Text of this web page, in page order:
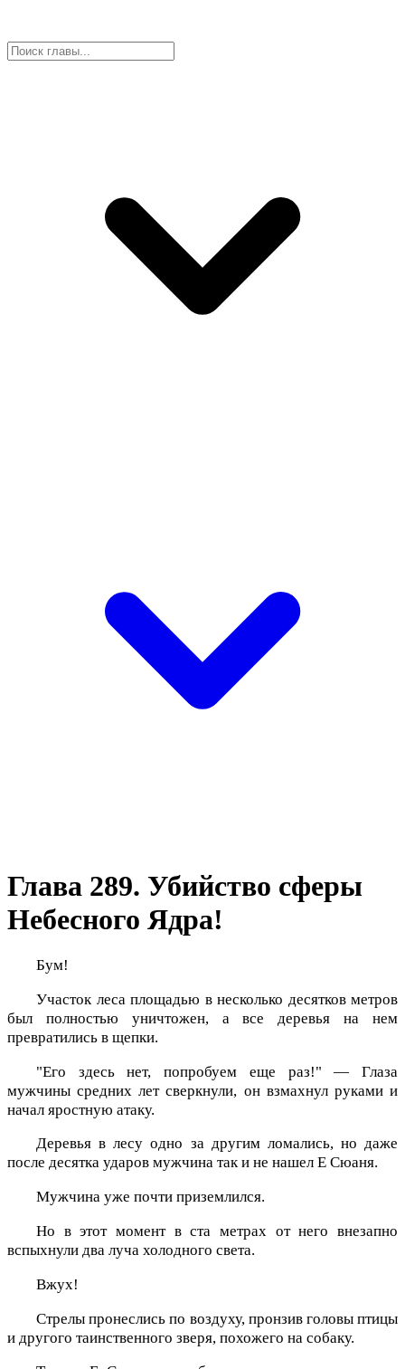
Глава 289. Убийство сферы
Небесного Ядра!
Бум!
Участок леса площадью в несколько десятков метров
был полностью уничтожен, а все деревья на нем
превратились в щепки.
"Его здесь нет, попробуем еще раз!" — Глаза
мужчины средних лет сверкнули, он взмахнул руками и
начал яростную атаку.
Деревья в лесу одно за другим ломались, но даже
после десятка ударов мужчина так и не нашел Е Сюаня.
Мужчина уже почти приземлился.
Но в этот момент в ста метрах от него внезапно
вспыхнули два луча холодного света.
Вжух!
Стрелы пронеслись по воздуху, пронзив головы птицы
и другого таинственного зверя, похожего на собаку.